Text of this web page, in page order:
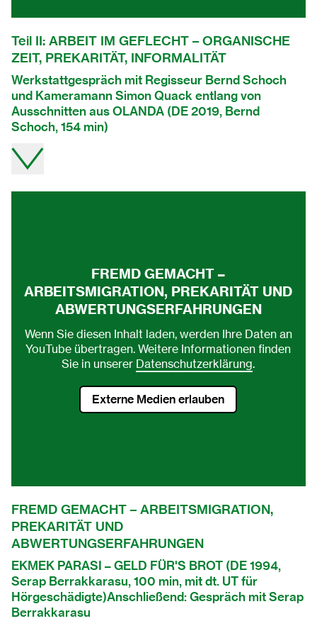
Teil II: ARBEIT IM GEFLECHT – ORGANISCHE
ZEIT, PREKARITÄT, INFORMALITÄT
Werkstattgespräch mit Regisseur Bernd Schoch
und Kameramann Simon Quack entlang von
Ausschnitten aus OLANDA (DE 2019, Bernd
Schoch, 154 min)
FREMD GEMACHT –
ARBEITSMIGRATION, PREKARITÄT UND
ABWERTUNGSERFAHRUNGEN
Wenn Sie diesen Inhalt laden, werden Ihre Daten an
YouTube übertragen. Weitere Informationen finden
Sie in unserer Datenschutzerklärung.
Externe Medien erlauben
FREMD GEMACHT – ARBEITSMIGRATION,
PREKARITÄT UND
ABWERTUNGSERFAHRUNGEN
EKMEK PARASI – GELD FÜR'S BROT (DE 1994,
Serap Berrakkarasu, 100 min, mit dt. UT für
Hörgeschädigte)Anschließend: Gespräch mit Serap
Berrakkarasu